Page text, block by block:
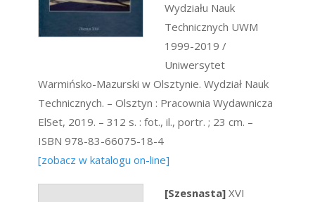
Wydziału Nauk
Technicznych UWM
1999-2019 /
Uniwersytet
Warmińsko-Mazurski w Olsztynie. Wydział Nauk
Technicznych. – Olsztyn : Pracownia Wydawnicza
ElSet, 2019. – 312 s. : fot., il., portr. ; 23 cm. –
ISBN 978-83-66075-18-4
[zobacz w katalogu on-line]
[Szesnasta] XVI